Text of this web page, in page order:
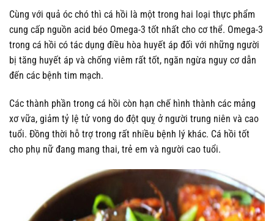
Cùng với quả óc chó thì cá hồi là một trong hai loại thực phẩm
cung cấp nguồn acid béo Omega-3 tốt nhất cho cơ thể. Omega-3
trong cá hồi có tác dụng điều hòa huyết áp đối với những người
bị tăng huyết áp và chống viêm rất tốt, ngăn ngừa nguy cơ dẫn
đến các bệnh tim mạch.
Các thành phần trong cá hồi còn hạn chế hình thành các mảng
xơ vữa, giảm tỷ lệ tử vong do đột quỵ ở người trung niên và cao
tuổi. Đồng thời hỗ trợ trong rất nhiều bệnh lý khác. Cá hồi tốt
cho phụ nữ đang mang thai, trẻ em và người cao tuổi.